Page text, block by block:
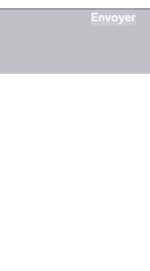
Envoyer